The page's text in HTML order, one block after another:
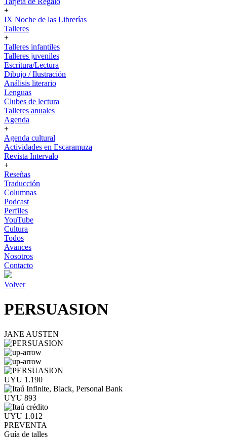
+
IX Noche de las Librerías
Talleres
+
Talleres infantiles
Talleres juveniles
Escritura/Lectura
Dibujo / Ilustración
Análisis literario
Lenguas
Clubes de lectura
Talleres anuales
Agenda
+
Agenda cultural
Actividades en Escaramuza
Revista Intervalo
+
Reseñas
Traducción
Columnas
Podcast
Perfiles
YouTube
Cultura
Todos
Avances
Nosotros
Contacto
Volver
PERSUASION
JANE AUSTEN
UYU 1.190
UYU 893
UYU 1.012
PREVENTA
Guía de talles